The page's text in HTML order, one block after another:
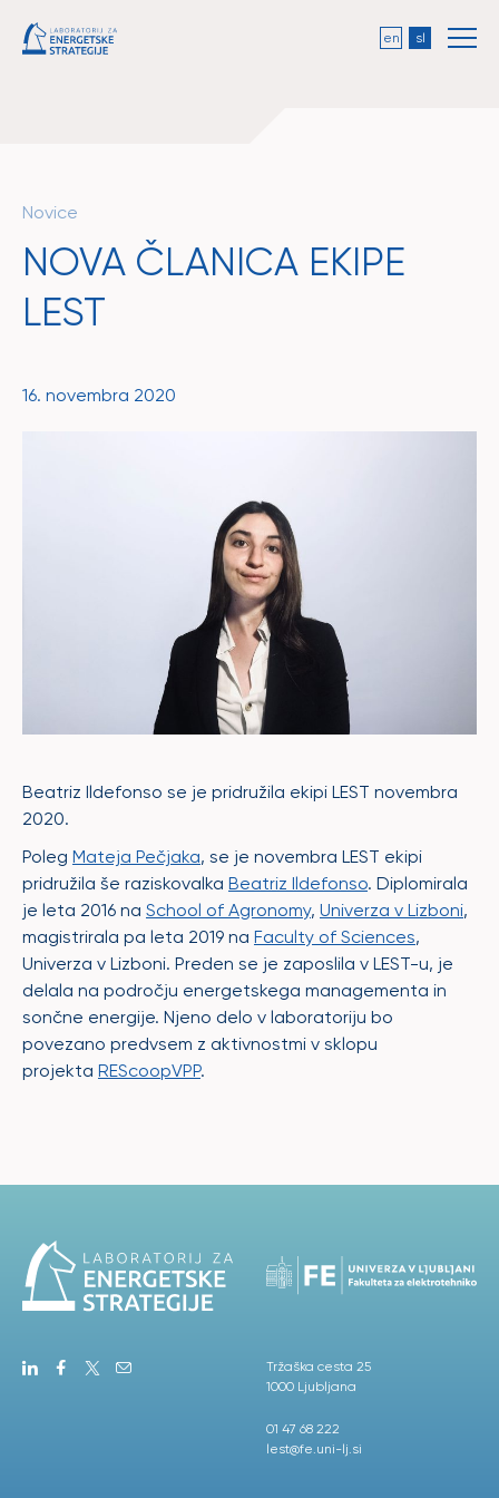
en sl
Novice
NOVA ČLANICA EKIPE
LEST
16. novembra 2020
Beatriz Ildefonso se je pridružila ekipi LEST novembra
2020.
Poleg Mateja Pečjaka, se je novembra LEST ekipi
pridružila še raziskovalka Beatriz Ildefonso. Diplomirala
je leta 2016 na School of Agronomy, Univerza v Lizboni,
magistrirala pa leta 2019 na Faculty of Sciences,
Univerza v Lizboni. Preden se je zaposlila v LEST-u, je
delala na področju energetskega managementa in
sončne energije. Njeno delo v laboratoriju bo
povezano predvsem z aktivnostmi v sklopu
projekta REScoopVPP.
Tržaška cesta 25
1000 Ljubljana
01 47 68 222
lest@fe.uni-lj.si